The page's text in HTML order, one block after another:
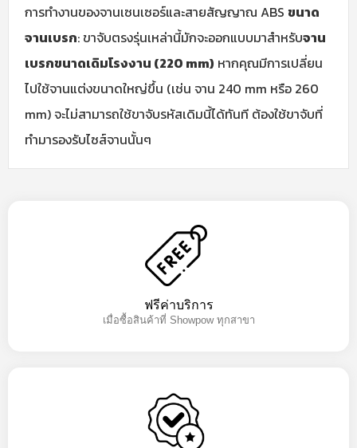
การทำงานของจานเซนเซอร์และสายสัญญาณ ABS ขนาด
จานเบรก: ขาจับตรงรุ่นเหล่านี้มักจะออกแบบมาสำหรับจาน
เบรกขนาดเดิมโรงงาน (220 mm) หากคุณมีการเปลี่ยน
ไปใช้จานแต่งขนาดใหญ่ขึ้น (เช่น จาน 240 mm หรือ 260
mm) จะไม่สามารถใช้ขาจับรหัสเดิมนี้ได้ทันที ต้องใช้ขาจับที่
ทำมารองรับไซส์จานนั้นๆ
ฟรีค่าบริการ
เมื่อซื้อสินค้าที่ Showpow ทุกสาขา